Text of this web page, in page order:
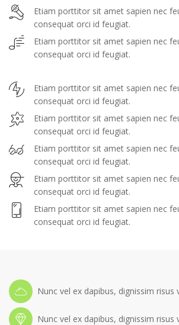
Etiam porttitor sit amet sapien nec
consequat orci id feugiat.
Etiam porttitor sit amet sapien nec
consequat orci id feugiat.
Etiam porttitor sit amet sapien nec
consequat orci id feugiat.
Etiam porttitor sit amet sapien nec
consequat orci id feugiat.
Etiam porttitor sit amet sapien nec
consequat orci id feugiat.
Etiam porttitor sit amet sapien nec
consequat orci id feugiat.
Etiam porttitor sit amet sapien nec
consequat orci id feugiat.
Nunc vel ex dapibus, dignissim risus
Nunc vel ex dapibus, dignissim risus